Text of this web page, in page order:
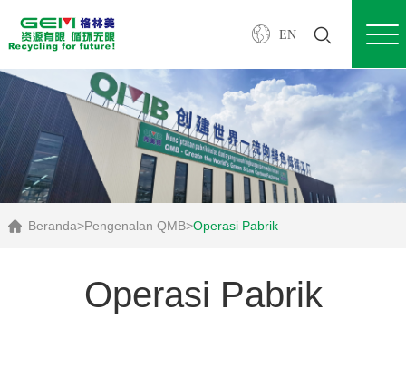
EN
Beranda>Pengenalan QMB>Operasi Pabrik
Operasi Pabrik